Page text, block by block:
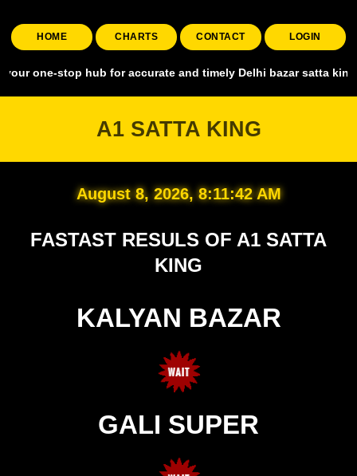
HOME CHARTS CONTACT LOGIN
hub for accurate and timely Delhi bazar satta king,
A1 SATTA KING
August 8, 2026, 8:11:43 AM
FASTAST RESULS OF A1 SATTA
KING
KALYAN BAZAR
GALI SUPER